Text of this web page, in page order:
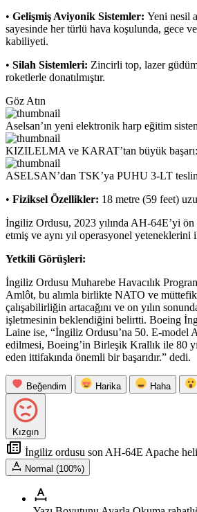
• Gelişmiş Aviyonik Sistemler: Yeni nesil
sayesinde her türlü hava koşulunda, gece
kabiliyeti.
• Silah Sistemleri: Zincirli top, lazer
roketlerle donatılmıştır.
Göz Atın
Aselsan’ın yeni elektronik harp eğitim
KIZILELMA ve KARAT’tan büyük başarı:
ASELSAN’dan TSK’ya PUHU 3-LT
• Fiziksel Özellikler: 18 metre (59 feet)
İngiliz Ordusu, 2023 yılında AH-64E’yi
etmiş ve aynı yıl operasyonel yeteneklerini
Yetkili Görüşleri:
İngiliz Ordusu Muharebe Havacılık
Amlôt, bu alımla birlikte NATO ve
çalışabilirliğin artacağını ve on yılın
işletmesinin beklendiğini belirtti. Boeing
Laine ise, “İngiliz Ordusu’na 50. E-model
edilmesi, Boeing’in Birleşik Krallık ile 80
eden ittifakında önemli bir başarıdır.” dedi.
Beğendim Harika Haha
Kızgın
İngiliz ordusu son AH-64E Apache
Normal (100%)